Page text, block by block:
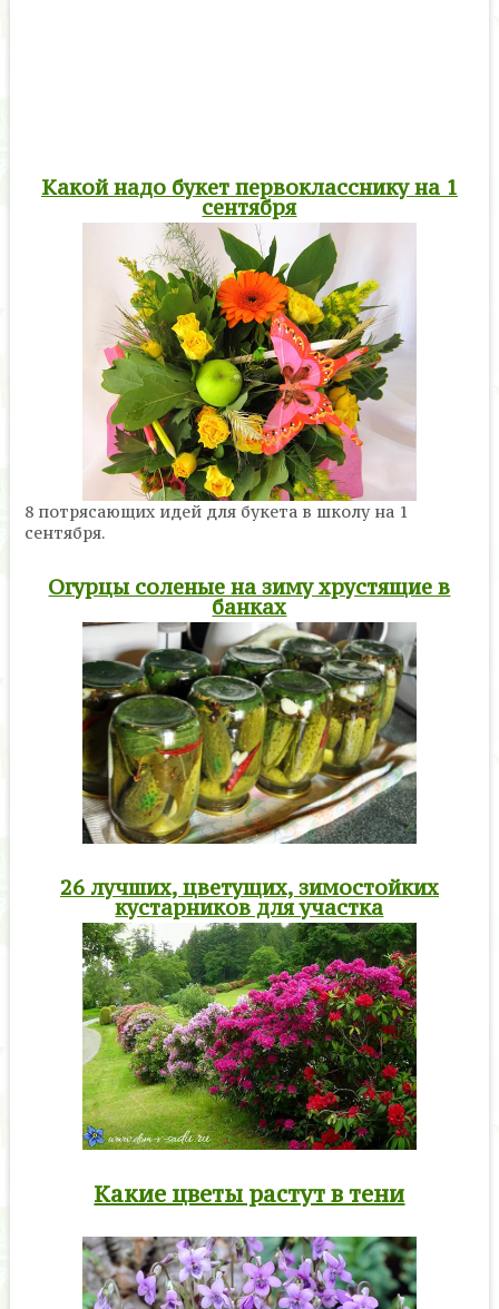
Какой надо букет первокласснику на 1
сентября
8 потрясающих идей для букета в школу на 1
сентября.
Огурцы соленые на зиму хрустящие в
банках
26 лучших, цветущих, зимостойких
кустарников для участка
Какие цветы растут в тени